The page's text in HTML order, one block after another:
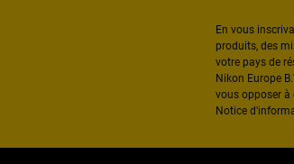
En vous
produits, des
votre pays de
Nikon Europe
vous opposer à
Notice